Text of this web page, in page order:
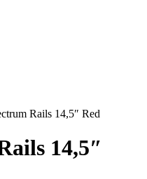
Rails 14,5″ Red
14,5″